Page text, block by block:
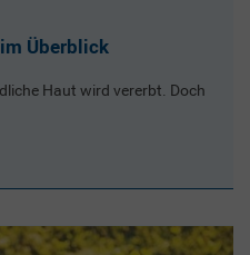
Überblick
Haut wird vererbt. Doch